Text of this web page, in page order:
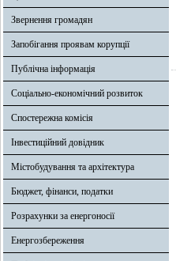
Звернення громадян
Запобігання проявам корупції
Публічна інформація
Соціально-економічний розвиток
Спостережна комісія
Інвестиційний довідник
Містобудування та архітектура
Бюджет, фінанси, податки
Розрахунки за енергоносії
Енергозбереження